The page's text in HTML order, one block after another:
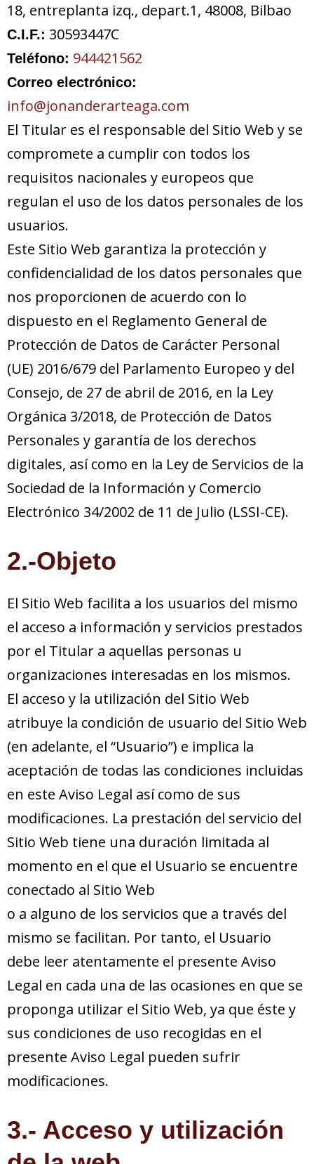
18, entreplanta izq., depart.1, 48008, Bilbao
C.I.F.: 30593447C
Teléfono: 944421562
Correo electrónico:
info@jonanderarteaga.com
El Titular es el responsable del Sitio Web y se
compromete a cumplir con todos los
requisitos nacionales y europeos que
regulan el uso de los datos personales de los
usuarios.
Este Sitio Web garantiza la protección y
confidencialidad de los datos personales que
nos proporcionen de acuerdo con lo
dispuesto en el Reglamento General de
Protección de Datos de Carácter Personal
(UE) 2016/679 del Parlamento Europeo y del
Consejo, de 27 de abril de 2016, en la Ley
Orgánica 3/2018, de Protección de Datos
Personales y garantía de los derechos
digitales, así como en la Ley de Servicios de la
Sociedad de la Información y Comercio
Electrónico 34/2002 de 11 de Julio (LSSI-CE).
2.-Objeto
El Sitio Web facilita a los usuarios del mismo
el acceso a información y servicios prestados
por el Titular a aquellas personas u
organizaciones interesadas en los mismos.
El acceso y la utilización del Sitio Web
atribuye la condición de usuario del Sitio Web
(en adelante, el “Usuario”) e implica la
aceptación de todas las condiciones incluidas
en este Aviso Legal así como de sus
modificaciones. La prestación del servicio del
Sitio Web tiene una duración limitada al
momento en el que el Usuario se encuentre
conectado al Sitio Web
o a alguno de los servicios que a través del
mismo se facilitan. Por tanto, el Usuario
debe leer atentamente el presente Aviso
Legal en cada una de las ocasiones en que se
proponga utilizar el Sitio Web, ya que éste y
sus condiciones de uso recogidas en el
presente Aviso Legal pueden sufrir
modificaciones.
3.- Acceso y utilización